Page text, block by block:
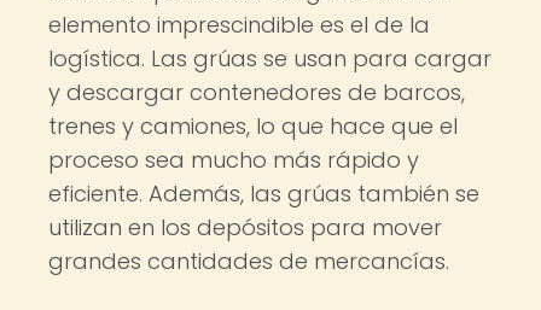
elemento imprescindible es el de la
logística. Las grúas se usan para cargar
y descargar contenedores de barcos,
trenes y camiones, lo que hace que el
proceso sea mucho más rápido y
eficiente. Además, las grúas también se
utilizan en los depósitos para mover
grandes cantidades de mercancías.